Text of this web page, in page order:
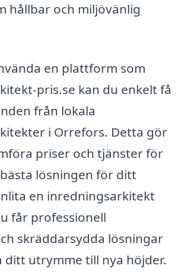
hållbar och miljövänlig
en plattform som
pris.se kan du enkelt få
från lokala
i Orrefors. Detta gör
priser och tjänster för
lösningen för ditt
en inredningsarkitekt
får professionell
skräddarsydda lösningar
ditt utrymme till nya höjder.